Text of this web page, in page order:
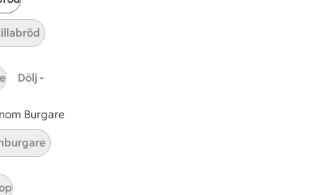
Dölj -
Burgare
tillaga
har Medel svårighetsgrad
0 kommentarer